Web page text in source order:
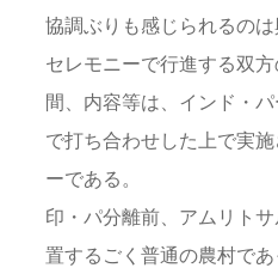
協調ぶりも感じられるの
セレモニーで行進する双
間、内容等は、インド・
で打ち合わせした上で実
ーである。
印・パ分離前、アムリト
置するごく普通の農村で